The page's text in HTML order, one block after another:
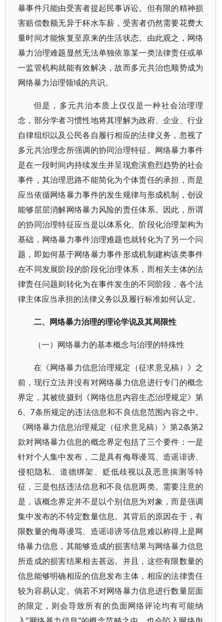
暴事件只能由受害者提起民事诉讼。但有限的精神损
害赔偿数额无异于杯水车薪，受害者仍然需要花费大
量时间才能恢复至原来的生活状态。由此观之，网络
暴力治理难题显然无法单独依靠某一类法律责任或单
一监管机构就能有效解决，故而多元共治也顺势成为
网络暴力治理领域的共识。
但是，多元共治本质上仅仅是一种社会治理理
念，部分学者习惯性地将其理解为政府、企业、行业
自律组织以及公民各自履行相应的法律义务，忽视了
多元共治理念所强调的协同治理特征。网络暴力事件
是在一段时间内持续发生并呈现愈演愈烈趋势的社会
事件，其治理思路不能简化为个体责任的承担，而是
应当依循网络暴力事件的发生规律与形成机制，创设
能够层层消解网络暴力风险的责任体系。因此，所谓
的协同治理特征应当是以体系化、阶段化治理架构为
基础，网络暴力事件治理难题也就转化为了另一个问
题，即如何基于网络暴力事件形成机制建构该类事件
在不同发展阶段的阶段化治理体系，而相关主体的法
律责任问题则转化为在事件发生的不同阶段，各个法
律主体应当承担的法律义务以及履行标准如何认定。
二、网络暴力治理的理论学说及其局限性
（一）网络暴力的基本概念与治理的特殊性
在《网络暴力信息治理规定（征求意见稿）》之
前，现行立法并没有对网络暴力信息进行专门的概念
界定，其被统摄到《网络信息内容生态治理规定》第
6、7条所规定的违法信息和不良信息范围内容之中。
《网络暴力信息治理规定（征求意见稿）》第2条第2
款对网络暴力信息的概念界定包括了三个要件：一是
针对个人集中发布，二是具有侮辱谩骂、造谣诽谤、
侵犯隐私、道德绑架、贬低歧视以及恶意揣测等特
征，三是包括违法信息和不良信息两类。需要注意的
是，该概念界定并不是以个别信息为对象，而是强调
集中发布的不特定数量信息。其背后的原因在于，有
限数量的侮辱谩骂、造谣诽谤等信息难以称得上是网
络暴力信息，其能够造成的损害结果与网络暴力信息
所造成的损害结果相去甚远。并且，这些有限数量的
信息能够明确相应的信息发布主体，相应的法律责任
较为容易认定。倘若不对网络暴力信息进行数量层面
的限定，则会导致所有的负面网络评论均有可能纳